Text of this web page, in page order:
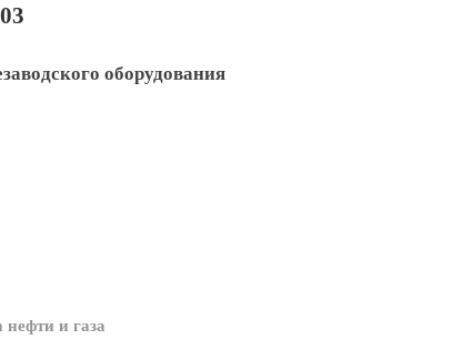
оборудования
нефти и газа